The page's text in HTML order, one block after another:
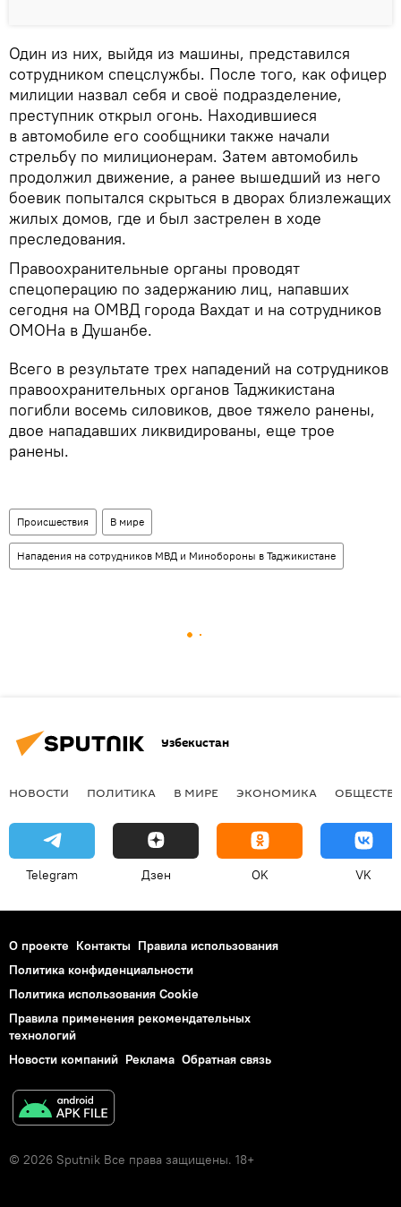
Один из них, выйдя из машины, представился
сотрудником спецслужбы. После того, как офицер
милиции назвал себя и своё подразделение,
преступник открыл огонь. Находившиеся
в автомобиле его сообщники также начали
стрельбу по милиционерам. Затем автомобиль
продолжил движение, а ранее вышедший из него
боевик попытался скрыться в дворах близлежащих
жилых домов, где и был застрелен в ходе
преследования.
Правоохранительные органы проводят
спецоперацию по задержанию лиц, напавших
сегодня на ОМВД города Вахдат и на сотрудников
ОМОНа в Душанбе.
Всего в результате трех нападений на сотрудников
правоохранительных органов Таджикистана
погибли восемь силовиков, двое тяжело ранены,
двое нападавших ликвидированы, еще трое
ранены.
Происшествия В мире
Нападения на сотрудников МВД и Минобороны в Таджикистане
Узбекистан
НОВОСТИ ПОЛИТИКА В МИРЕ ЭКОНОМИКА
Telegram Дзен OK VK
О проекте Контакты Правила использования
Политика конфиденциальности
Политика использования Cookie
Правила применения рекомендательных
технологий
Новости компаний Реклама Обратная связь
© 2026 Sputnik Все права защищены. 18+